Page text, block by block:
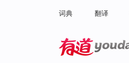
词典 翻译